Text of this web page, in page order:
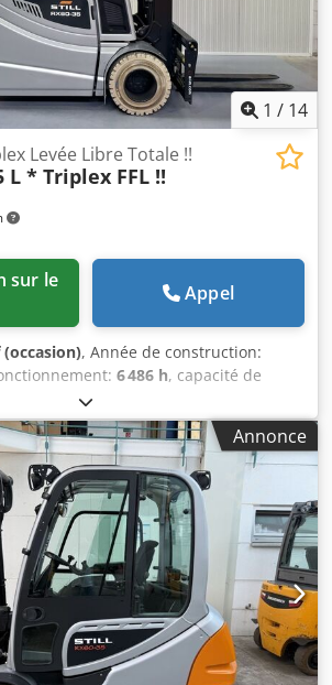
1 / 14
Levée Libre Totale !!
L * Triplex FFL !!
Appel
, Année de construction:
6 486 h, capacité de
hauteur de levage:
, type de mât:triplex, hauteur de
mm, Fabricant + modèle : STILL RX 60 -
: 26041.67378 Catégorie : Occasion
: 1150 mm Hauteur repliée : 2930
: 6600 mm Capacité : 3500 kg
: 6486 heures Batterie : 80v / 775ah
complet pour circulation sur voie
marquants NEUFS !! Csdpfx Aszq
de fourches & déplacement
pneumatique !! Blue spot
!! État COMME NEUF !!
Annonce